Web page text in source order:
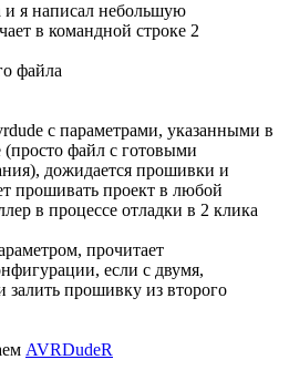
и я написал небольшую
в командной строке 2
файла
с параметрами, указанными в
файл с готовыми
дожидается прошивки и
прошивать проект в любой
в процессе отладки в 2 клика
прочитает
если с двумя,
залить прошивку из второго
AVRDudeR